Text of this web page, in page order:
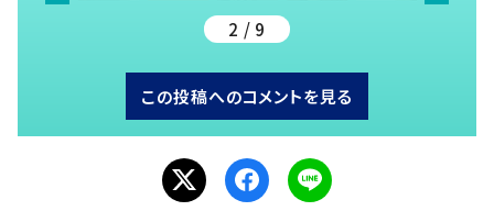
2 / 9
この投稿へのコメントを見る